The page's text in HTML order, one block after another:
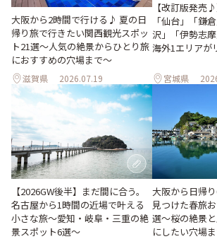
大阪から2時間で行ける♪ 夏の日
帰り旅で行きたい関西観光スポッ
ト21選～人気の絶景からひとり旅
におすすめの穴場まで～
滋賀県 2026.07.19
【改訂版発売
「仙台」「鎌
沢」「伊勢志
海外1エリアが
宮城県
【2026GW後半】まだ間に合う。
名古屋から1時間の近場で叶える
小さな旅～愛知・岐阜・三重の絶
景スポット6選～
大阪から日帰
見つけた春旅
選～桜の絶景
にしたい穴場